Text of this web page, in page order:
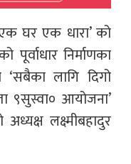
घर एक धारा’ को
निर्माणका
‘सबैका लागि दिगो
९सुस्वा० आयोजना’
अध्यक्ष लक्ष्मीबहादुर